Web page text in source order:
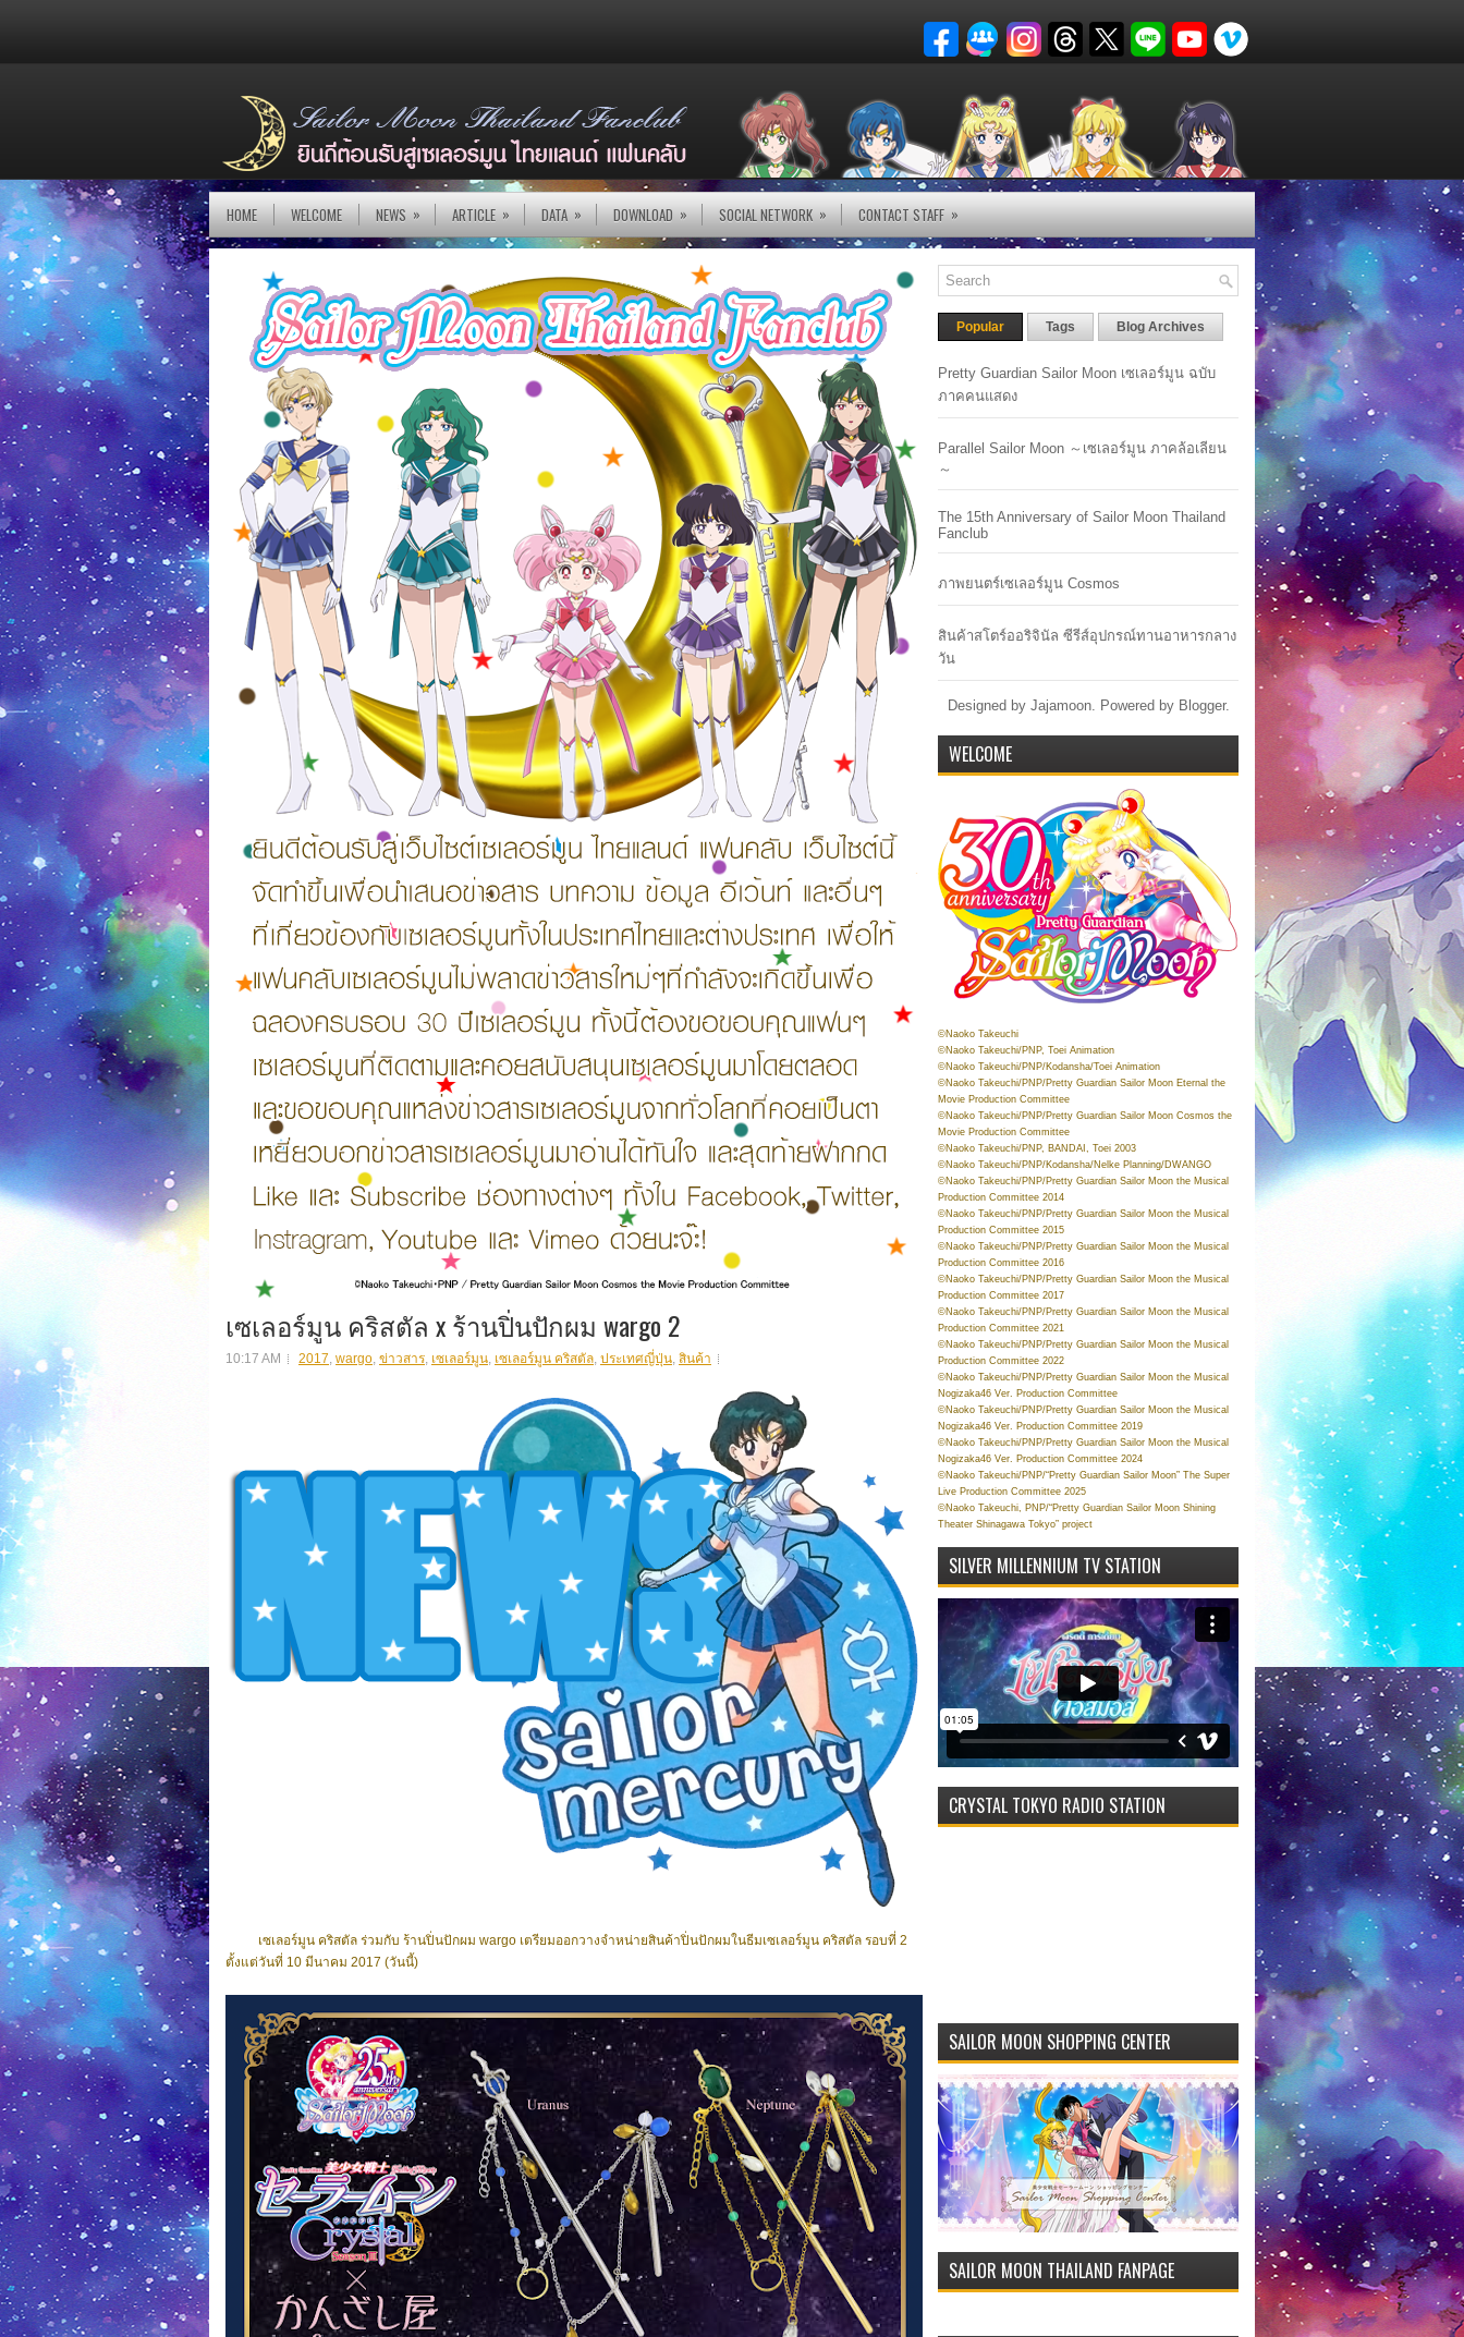
HOME WELCOME NEWS » ARTICLE » DATA » DOWNLOAD » SOCIAL NETWORK » CONTACT STAFF »
เซเลอร์มูน คริสตัล x ร้านปิ่นปักผม wargo 2
10:17 AM 2017, wargo, ข่าวสาร, เซเลอร์มูน, เซเลอร์มูน คริสตัล, ประเทศญี่ปุ่น, สินค้า
เซเลอร์มูน คริสตัล ร่วมกับ ร้านปิ่นปักผม wargo เตรียมออกวางจำหน่ายสินค้าปิ่นปักผมในธีมเซเลอร์มูน คริสตัล รอบที่ 2
ตั้งแต่วันที่ 10 มีนาคม 2017 (วันนี้)
Popular Tags Blog Archives
Pretty Guardian Sailor Moon เซเลอร์มูน ฉบับ
ภาคคนแสดง
Parallel Sailor Moon ～เซเลอร์มูน ภาคล้อเลียน
～
The 15th Anniversary of Sailor Moon Thailand
Fanclub
ภาพยนตร์เซเลอร์มูน Cosmos
สินค้าสโตร์ออริจินัล ซีรีส์อุปกรณ์ทานอาหารกลาง
วัน
Designed by Jajamoon. Powered by Blogger.
WELCOME
©Naoko Takeuchi
©Naoko Takeuchi/PNP, Toei Animation
©Naoko Takeuchi/PNP/Kodansha/Toei Animation
©Naoko Takeuchi/PNP/Pretty Guardian Sailor Moon Eternal the
Movie Production Committee
©Naoko Takeuchi/PNP/Pretty Guardian Sailor Moon Cosmos the
Movie Production Committee
©Naoko Takeuchi/PNP, BANDAI, Toei 2003
©Naoko Takeuchi/PNP/Kodansha/Nelke Planning/DWANGO
©Naoko Takeuchi/PNP/Pretty Guardian Sailor Moon the Musical
Production Committee 2014
©Naoko Takeuchi/PNP/Pretty Guardian Sailor Moon the Musical
Production Committee 2015
©Naoko Takeuchi/PNP/Pretty Guardian Sailor Moon the Musical
Production Committee 2016
©Naoko Takeuchi/PNP/Pretty Guardian Sailor Moon the Musical
Production Committee 2017
©Naoko Takeuchi/PNP/Pretty Guardian Sailor Moon the Musical
Production Committee 2021
©Naoko Takeuchi/PNP/Pretty Guardian Sailor Moon the Musical
Production Committee 2022
©Naoko Takeuchi/PNP/Pretty Guardian Sailor Moon the Musical
Nogizaka46 Ver. Production Committee
©Naoko Takeuchi/PNP/Pretty Guardian Sailor Moon the Musical
Nogizaka46 Ver. Production Committee 2019
©Naoko Takeuchi/PNP/Pretty Guardian Sailor Moon the Musical
Nogizaka46 Ver. Production Committee 2024
©Naoko Takeuchi/PNP/“Pretty Guardian Sailor Moon” The Super
Live Production Committee 2025
©Naoko Takeuchi, PNP/“Pretty Guardian Sailor Moon Shining
Theater Shinagawa Tokyo” project
SILVER MILLENNIUM TV STATION
CRYSTAL TOKYO RADIO STATION
SAILOR MOON SHOPPING CENTER
SAILOR MOON THAILAND FANPAGE